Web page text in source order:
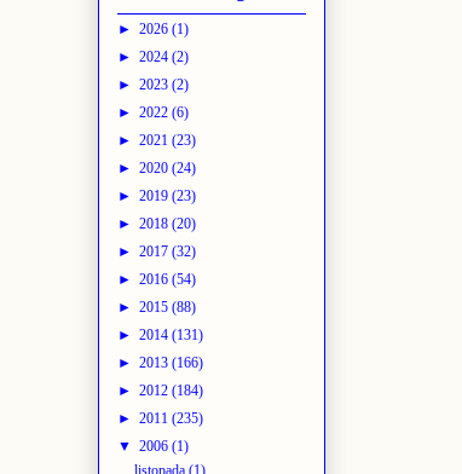
► 2026 (1)
► 2024 (2)
► 2023 (2)
► 2022 (6)
► 2021 (23)
► 2020 (24)
► 2019 (23)
► 2018 (20)
► 2017 (32)
► 2016 (54)
► 2015 (88)
► 2014 (131)
► 2013 (166)
► 2012 (184)
► 2011 (235)
▼ 2006 (1)
listopada(1)